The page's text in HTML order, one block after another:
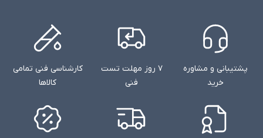
پشتیبانی و مشاوره
خرید
۷ روز مهلت تست
فنی
کارشناسی فنی تمامی
کالاها